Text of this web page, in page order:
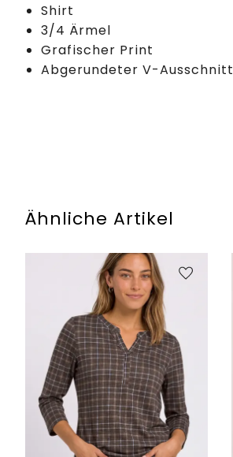
Shirt
3/4 Ärmel
Grafischer Print
Abgerundeter V-Ausschnitt
Ähnliche Artikel